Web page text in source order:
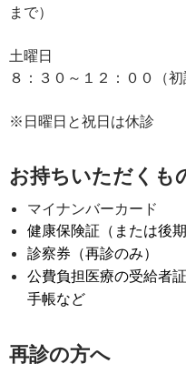
まで）
土曜日
８：３０～１２：００（
※日曜日と祝日は休診
お持ちいただくも
マイナンバーカード
健康保険証（または後
診察券（再診のみ）
公費負担医療の受給者
手帳など
再診の方へ